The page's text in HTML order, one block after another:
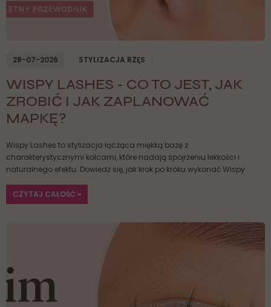
WISPY LASHES - CO TO JEST, JAK
ZROBIĆ I JAK ZAPLANOWAĆ
MAPKĘ?
28-07-2026 STYLIZACJA RZĘS
Wispy Lashes to stylizacja łącząca miękką bazę z
charakterystycznymi kolcami, które nadają spojrzeniu lekkości i
naturalnego efektu. Dowiedz się, jak krok po kroku wykonać Wispy
błędów.
CZYTAJ CAŁOŚĆ »